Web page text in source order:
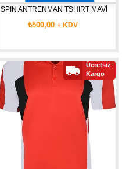
SPIN ANTRENMAN TSHIRT MAVİ
₺500,00+ KDV
Ücretsiz
Kargo